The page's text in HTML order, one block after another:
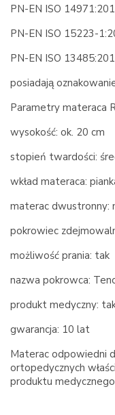
PN-EN ISO
PN-EN ISO 15223-
PN-EN ISO
posiadają
Parametry materaca
wysokość: ok. 20 cm
stopień twardości:
wkład materaca:
materac dwustronny:
pokrowiec
możliwość prania: tak
nazwa pokrowca:
produkt medyczny:
gwarancja: 10 lat
Materac odpowiedni
ortopedycznych
produktu